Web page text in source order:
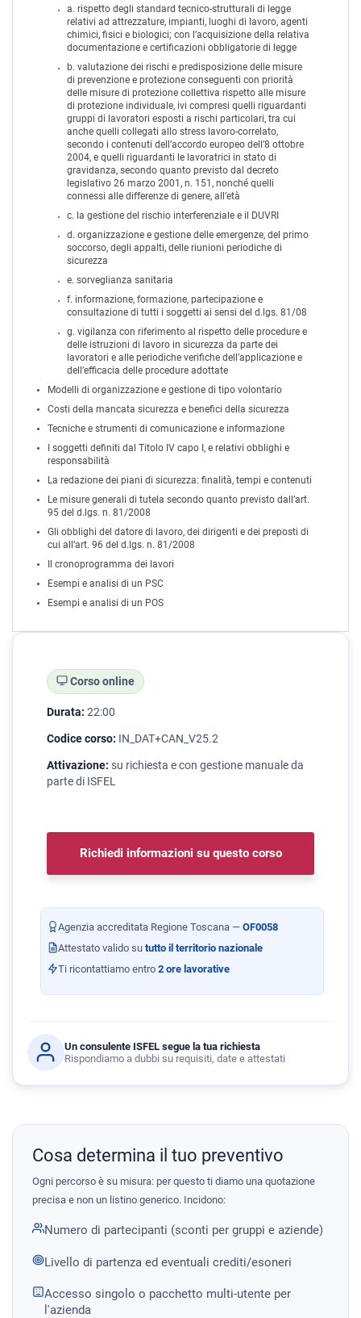
a. rispetto degli standard tecnico-strutturali di legge
relativi ad attrezzature, impianti, luoghi di lavoro, agenti
chimici, fisici e biologici; con l’acquisizione della relativa
documentazione e certificazioni obbligatorie di legge
b. valutazione dei rischi e predisposizione delle misure
di prevenzione e protezione conseguenti con priorità
delle misure di protezione collettiva rispetto alle misure
di protezione individuale, ivi compresi quelli riguardanti
gruppi di lavoratori esposti a rischi particolari, tra cui
anche quelli collegati allo stress lavoro-correlato,
secondo i contenuti dell’accordo europeo dell’8 ottobre
2004, e quelli riguardanti le lavoratrici in stato di
gravidanza, secondo quanto previsto dal decreto
legislativo 26 marzo 2001, n. 151, nonché quelli
connessi alle differenze di genere, all’età
c. la gestione del rischio interferenziale e il DUVRI
d. organizzazione e gestione delle emergenze, del primo
soccorso, degli appalti, delle riunioni periodiche di
sicurezza
e. sorveglianza sanitaria
f. informazione, formazione, partecipazione e
consultazione di tutti i soggetti ai sensi del d.lgs. 81/08
g. vigilanza con riferimento al rispetto delle procedure e
delle istruzioni di lavoro in sicurezza da parte dei
lavoratori e alle periodiche verifiche dell’applicazione e
dell’efficacia delle procedure adottate
Modelli di organizzazione e gestione di tipo volontario
Costi della mancata sicurezza e benefici della sicurezza
Tecniche e strumenti di comunicazione e informazione
I soggetti definiti dal Titolo IV capo I, e relativi obblighi e
responsabilità
La redazione dei piani di sicurezza: finalità, tempi e contenuti
Le misure generali di tutela secondo quanto previsto dall’art.
95 del d.lgs. n. 81/2008
Gli obblighi del datore di lavoro, dei dirigenti e dei preposti di
cui all’art. 96 del d.lgs. n. 81/2008
Il cronoprogramma dei lavori
Esempi e analisi di un PSC
Esempi e analisi di un POS
Corso online
Durata: 22:00
Codice corso: IN_DAT+CAN_V25.2
Attivazione: su richiesta e con gestione manuale da
parte di ISFEL
Richiedi informazioni su questo corso
Agenzia accreditata Regione Toscana — OF0058
Attestato valido su tutto il territorio nazionale
Ti ricontattiamo entro 2 ore lavorative
Un consulente ISFEL segue la tua richiesta
Rispondiamo a dubbi su requisiti, date e attestati
Cosa determina il tuo preventivo
Ogni percorso è su misura: per questo ti diamo una quotazione
precisa e non un listino generico. Incidono:
Numero di partecipanti (sconti per gruppi e aziende)
Livello di partenza ed eventuali crediti/esoneri
Accesso singolo o pacchetto multi-utente per
l'azienda